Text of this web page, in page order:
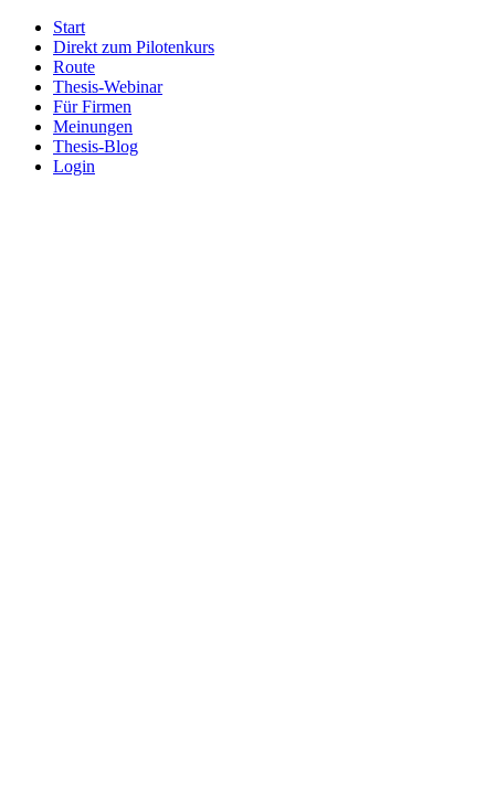
Start
Direkt zum Pilotenkurs
Route
Thesis-Webinar
Für Firmen
Meinungen
Thesis-Blog
Login